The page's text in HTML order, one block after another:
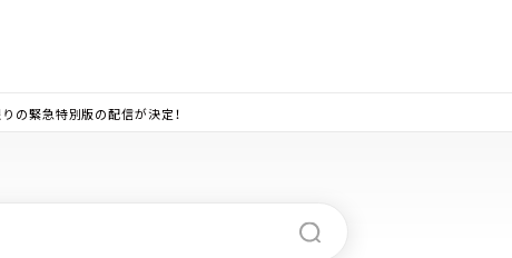
の緊急特別版の配信が決定！